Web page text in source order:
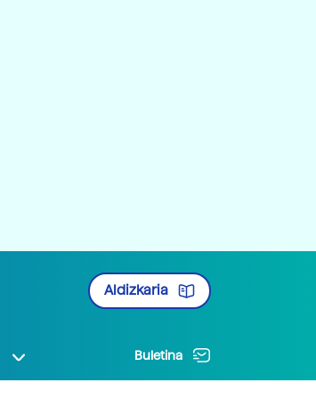
Aldizkaria
Buletina